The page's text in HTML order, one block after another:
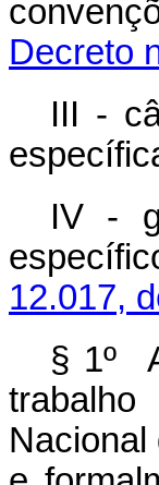
Decreto
III -
IV -
12.017,
§ 1º